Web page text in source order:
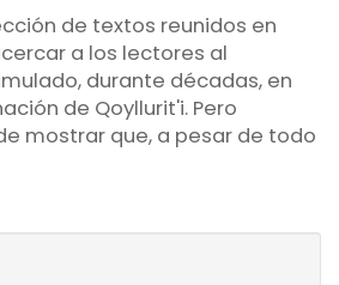
de textos reunidos en
a los lectores al
durante décadas, en
de Qoyllurit'i. Pero
mostrar que, a pesar de todo